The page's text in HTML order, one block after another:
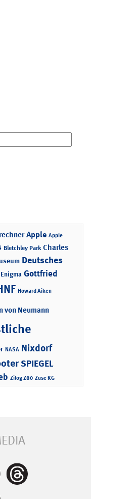
Apple Apple
Bletchley Park Charles
Deutsches
Enigma Gottfried
Howard Aiken
von Neumann
NASA Nixdorf
SPIEGEL
Zilog Z80 Zuse KG